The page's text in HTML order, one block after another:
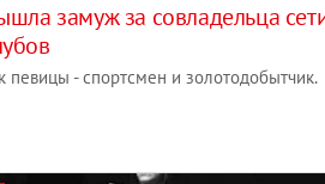
замуж за совладельца
певицы - спортсмен и золотодобытчик.